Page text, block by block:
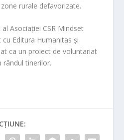
rurale defavorizate.
Asociației CSR Mindset
Editura Humanitas și
ca un proiect de voluntariat
rândul tinerilor.